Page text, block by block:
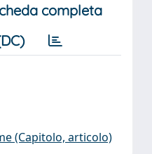
completa
(Capitolo, articolo)